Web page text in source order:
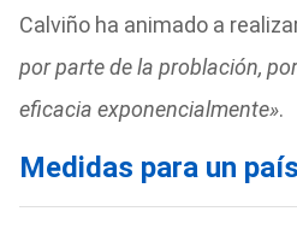
Calviño ha animado a
por parte de la problación,
eficacia exponencialmente».
Medidas para un